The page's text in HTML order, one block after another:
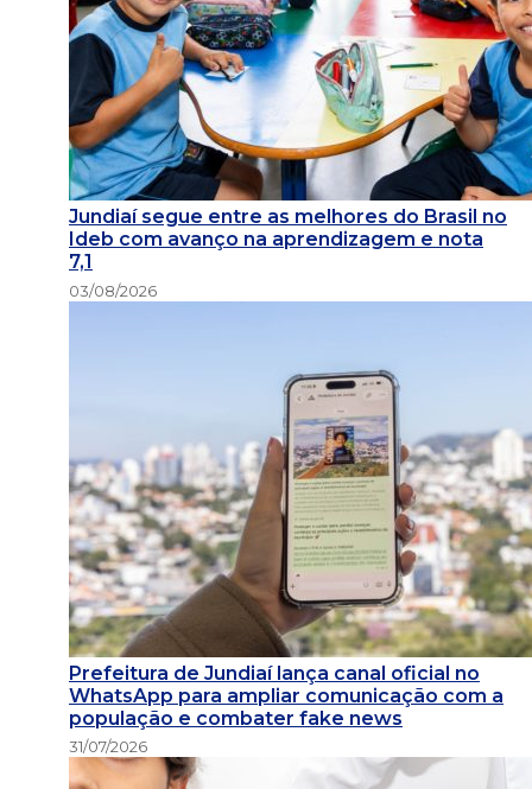
Jundiaí segue entre as melhores do Brasil no
Ideb com avanço na aprendizagem e nota
7,1
03/08/2026
Prefeitura de Jundiaí lança canal oficial no
WhatsApp para ampliar comunicação com a
população e combater fake news
31/07/2026